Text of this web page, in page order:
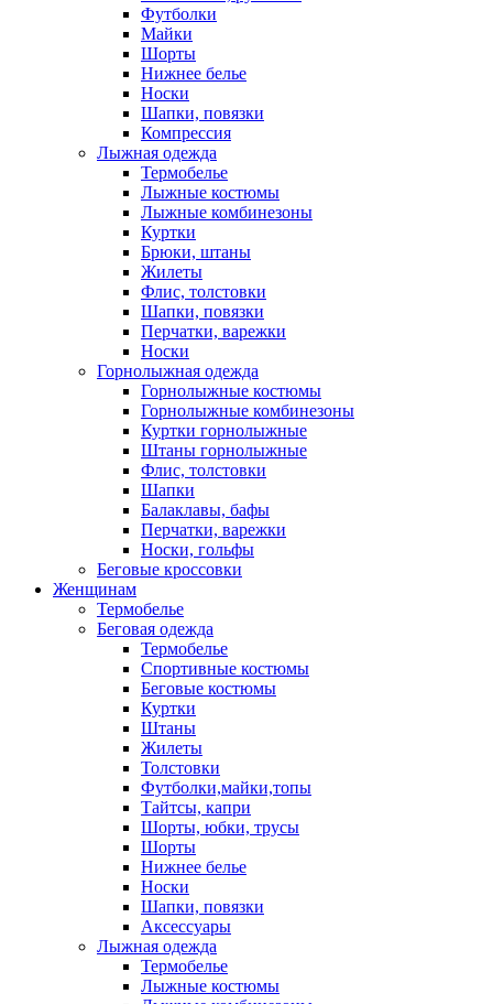
Футболки
Майки
Шорты
Нижнее белье
Носки
Шапки, повязки
Компрессия
Лыжная одежда
Термобелье
Лыжные костюмы
Лыжные комбинезоны
Куртки
Брюки, штаны
Жилеты
Флис, толстовки
Шапки, повязки
Перчатки, варежки
Носки
Горнолыжная одежда
Горнолыжные костюмы
Горнолыжные комбинезоны
Куртки горнолыжные
Штаны горнолыжные
Флис, толстовки
Шапки
Балаклавы, бафы
Перчатки, варежки
Носки, гольфы
Беговые кроссовки
Женщинам
Термобелье
Беговая одежда
Термобелье
Спортивные костюмы
Беговые костюмы
Куртки
Штаны
Жилеты
Толстовки
Футболки,майки,топы
Тайтсы, капри
Шорты, юбки, трусы
Шорты
Нижнее белье
Носки
Шапки, повязки
Аксессуары
Лыжная одежда
Термобелье
Лыжные костюмы